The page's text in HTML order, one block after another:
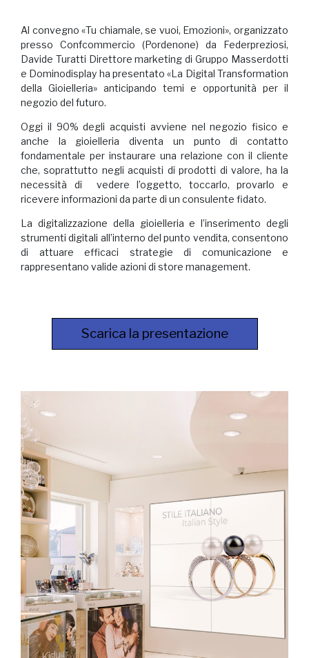
Al convegno «Tu chiamale, se vuoi, Emozioni», organizzato
presso Confcommercio (Pordenone) da Federpreziosi,
Davide Turatti Direttore marketing di Gruppo Masserdotti
e Dominodisplay ha presentato «La Digital Transformation
della Gioielleria» anticipando temi e opportunità per il
negozio del futuro.
Oggi il 90% degli acquisti avviene nel negozio fisico e
anche la gioielleria diventa un punto di contatto
fondamentale per instaurare una relazione con il cliente
che, soprattutto negli acquisti di prodotti di valore, ha la
necessità di vedere l’oggetto, toccarlo, provarlo e
ricevere informazioni da parte di un consulente fidato.
La digitalizzazione della gioielleria e l’inserimento degli
strumenti digitali all’interno del punto vendita, consentono
di attuare efficaci strategie di comunicazione e
rappresentano valide azioni di store management.
Scarica la presentazione